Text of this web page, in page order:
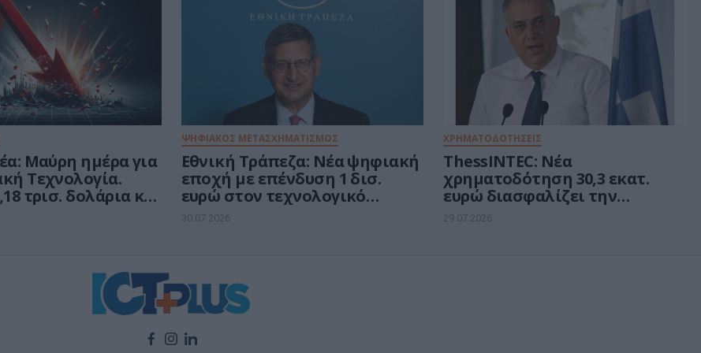
Μαύρη ημέρα για
Τεχνολογία.
τρισ. δολάρια και
τις εταιρείες
ΨΗΦΙΑΚΟΣ ΜΕΤΑΣΧΗΜΑΤΙΣΜΟΣ
Εθνική Τράπεζα: Νέα ψηφιακή
εποχή με επένδυση 1 δισ.
ευρώ στον τεχνολογικό
μετασχηματισμό
30.07.2026
ΧΡΗΜΑΤΟΔΟΤΗΣΕΙΣ
ThessINTEC: Νέα
χρηματοδότηση 30,3 εκατ.
ευρώ διασφαλίζει την
υλοποίηση του Τεχνολογικού
29.07.2026